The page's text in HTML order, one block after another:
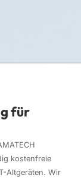
für
kostenfreie
Altgeräten. Wir